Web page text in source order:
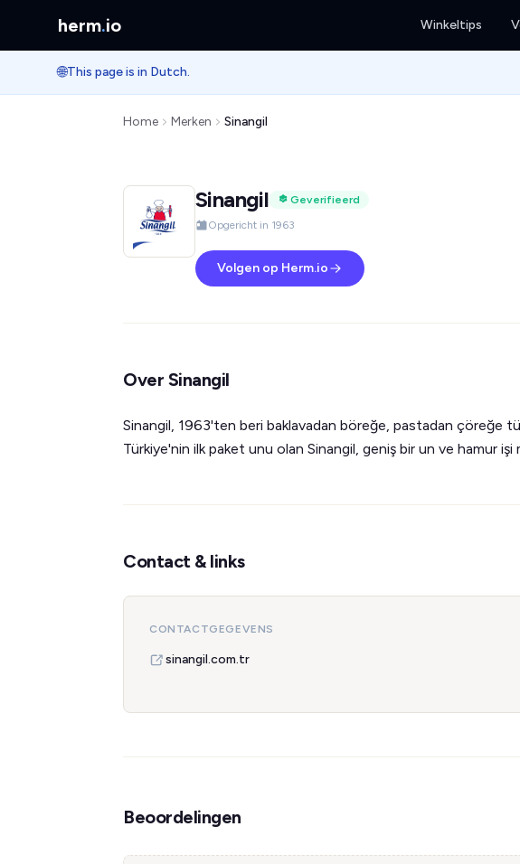
herm.io Winkeltips
🌐This page is in Dutch.
Home Merken Sinangil
Sinangil
Geverifieerd
Opgericht in 1963
Volgen op Herm.io
Over Sinangil
Sinangil, 1963'ten beri baklavadan böreğe, pastadan çöreğe
Türkiye'nin ilk paket unu olan Sinangil, geniş bir un ve hamur işi
Contact & links
CONTACTGEGEVENS
sinangil.com.tr
Beoordelingen